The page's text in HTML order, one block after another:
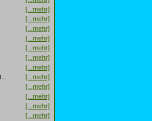
[...mehr]
[...mehr]
[...mehr]
[...mehr]
[...mehr]
[...mehr]
[...mehr]
[...mehr]
[...mehr]
[...mehr]
[...mehr]
[...mehr]